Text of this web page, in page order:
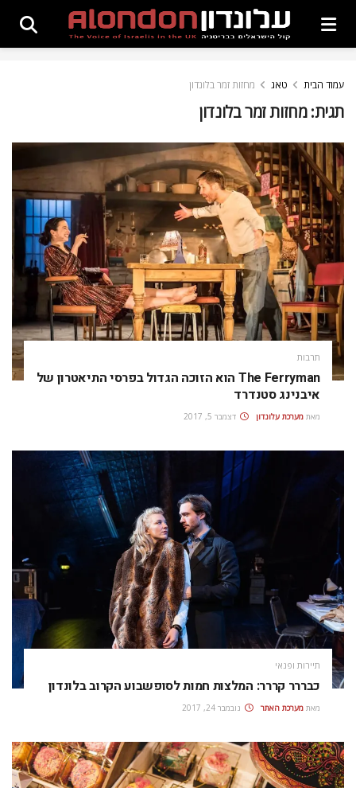
עמוד הבית טאג מחזות זמר בלונדון
תגית:מחזות זמר בלונדון
תרבות
The Ferryman הוא הזוכה הגדול בפרסי התיאטרון של
איבנינג סטנדרד
מאת מערכת עלונדון דצמבר 5, 2017
תיירות ופנאי
כבררר קררר: המלצות חמות לסופשבוע הקרוב בלונדון
מאת מערכת האתר נובמבר 24, 2017